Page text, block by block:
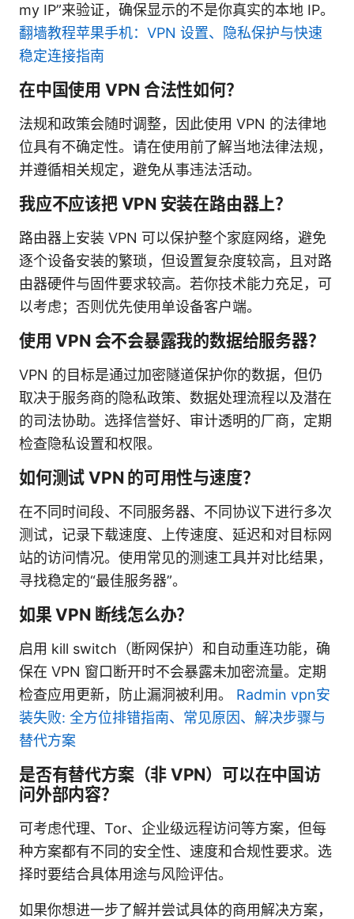
my IP”来验证，确保显示的不是你真实的本地 IP。
翻墙教程苹果手机：VPN 设置、隐私保护与快速
稳定连接指南
在中国使用 VPN 合法性如何？
法规和政策会随时调整，因此使用 VPN 的法律地
位具有不确定性。请在使用前了解当地法律法规，
并遵循相关规定，避免从事违法活动。
我应不应该把 VPN 安装在路由器上？
路由器上安装 VPN 可以保护整个家庭网络，避免
逐个设备安装的繁琐，但设置复杂度较高，且对路
由器硬件与固件要求较高。若你技术能力充足，可
以考虑；否则优先使用单设备客户端。
使用 VPN 会不会暴露我的数据给服务器？
VPN 的目标是通过加密隧道保护你的数据，但仍
取决于服务商的隐私政策、数据处理流程以及潜在
的司法协助。选择信誉好、审计透明的厂商，定期
检查隐私设置和权限。
如何测试 VPN 的可用性与速度？
在不同时间段、不同服务器、不同协议下进行多次
测试，记录下载速度、上传速度、延迟和对目标网
站的访问情况。使用常见的测速工具并对比结果，
寻找稳定的“最佳服务器”。
如果 VPN 断线怎么办？
启用 kill switch（断网保护）和自动重连功能，确
保在 VPN 窗口断开时不会暴露未加密流量。定期
检查应用更新，防止漏洞被利用。 Radmin vpn安
装失败: 全方位排错指南、常见原因、解决步骤与
替代方案
是否有替代方案（非 VPN）可以在中国访
问外部内容？
可考虑代理、Tor、企业级远程访问等方案，但每
种方案都有不同的安全性、速度和合规性要求。选
择时要结合具体用途与风险评估。
如果你想进一步了解并尝试具体的商用解决方案，